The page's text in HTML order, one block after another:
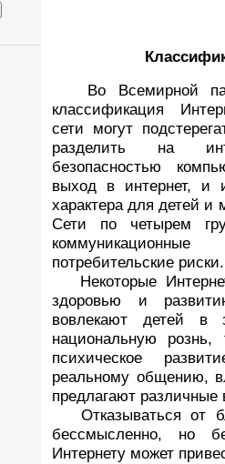
Во Всемирной
классификация
сети могут
разделить на
безопасностью
выход в интернет, и
характера для детей
Сети по четырем
потребительские риски.
Некоторые
здоровью и
вовлекают детей в
национальную
психическое
реальному общению,
предлагают
Отказываться от
бессмысленно, но
Интернету может